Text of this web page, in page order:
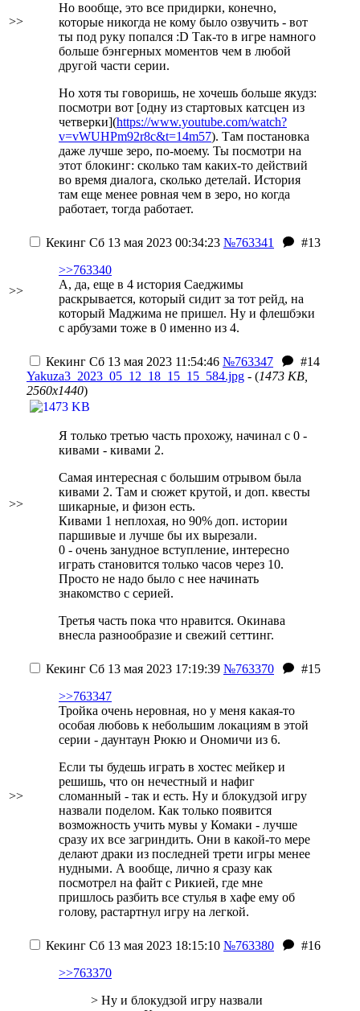
>>
Но вообще, это все придирки, конечно,
которые никогда не кому было озвучить - вот
ты под руку попался :D Так-то в игре намного
больше бэнгерных моментов чем в любой
другой части серии.
Но хотя ты говоришь, не хочешь больше якудз:
посмотри вот [одну из стартовых катсцен из
четверки](https://www.youtube.com/watch?
v=vWUHPm92r8c&t=14m57). Там постановка
даже лучше зеро, по-моему. Ты посмотри на
этот блокинг: сколько там каких-то действий
во время диалога, сколько детелай. История
там еще менее ровная чем в зеро, но когда
работает, тогда работает.
>>
Кекинг Сб 13 мая 2023 00:34:23 №763341
#13
>>763340
А, да, еще в 4 история Саеджимы
раскрывается, который сидит за тот рейд, на
который Маджима не пришел. Ну и флешбэки
с арбузами тоже в 0 именно из 4.
>>
Кекинг Сб 13 мая 2023 11:54:46 №763347
#14
Yakuza3_2023_05_12_18_15_15_584.jpg - (1473 KB,
2560x1440)
Я только третью часть прохожу, начинал с 0 -
кивами - кивами 2.
Самая интересная с большим отрывом была
кивами 2. Там и сюжет крутой, и доп. квесты
шикарные, и физон есть.
Кивами 1 неплохая, но 90% доп. истории
паршивые и лучше бы их вырезали.
0 - очень занудное вступление, интересно
играть становится только часов через 10.
Просто не надо было с нее начинать
знакомство с серией.
Третья часть пока что нравится. Окинава
внесла разнообразие и свежий сеттинг.
>>
Кекинг Сб 13 мая 2023 17:19:39 №763370
#15
>>763347
Тройка очень неровная, но у меня какая-то
особая любовь к небольшим локациям в этой
серии - даунтаун Рюкю и Ономичи из 6.
Если ты будешь играть в хостес мейкер и
решишь, что он нечестный и нафиг
сломанный - так и есть. Ну и блокудзой игру
назвали поделом. Как только появится
возможность учить мувы у Комаки - лучше
сразу их все загриндить. Они в какой-то мере
делают драки из последней трети игры менее
нудными. А вообще, лично я сразу как
посмотрел на файт с Рикией, где мне
пришлось разбить все стулья в хафе ему об
голову, растартнул игру на легкой.
Кекинг Сб 13 мая 2023 18:15:10 №763380
#16
>>763370
> Ну и блокудзой игру назвали